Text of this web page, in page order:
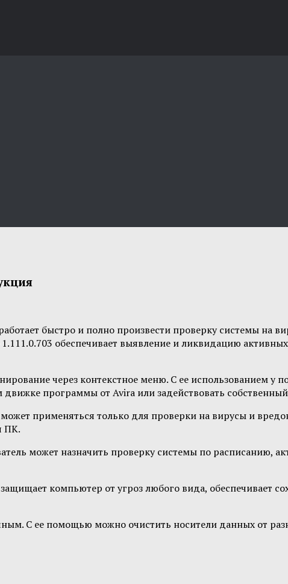
быстро и полно произвести проверку системы на
обеспечивает выявление и ликвидацию
через контекстное меню. С ее использованием у
программы от Avira или задействовать
применяться только для проверки на вирусы и
ПК.
может назначить проверку системы по расписанию,
компьютер от угроз любого вида, обеспечивает
С ее помощью можно очистить носители данных от